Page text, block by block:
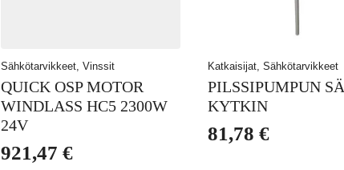
Sähkötarvikkeet, Vinssit
QUICK OSP MOTOR
WINDLASS HC5 2300W
24V
921,47€
Katkaisijat, Sähkötarvikkeet
PILSSIPUMPUN
KYTKIN
81,78 €